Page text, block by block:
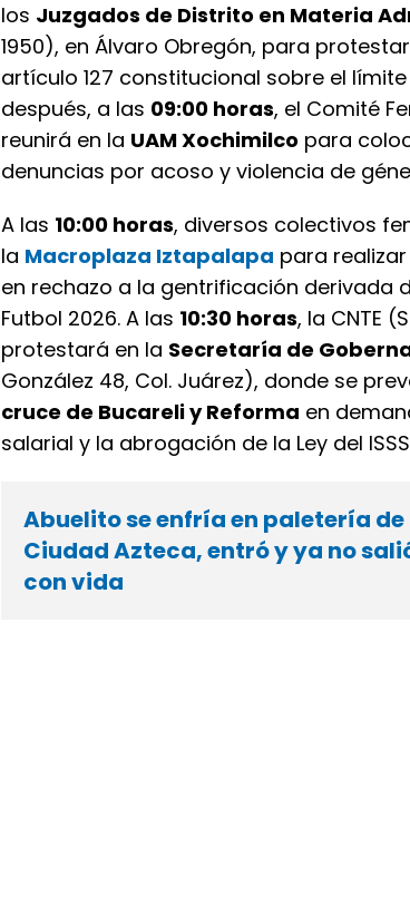
los Juzgados de Distrito en Materia
1950), en Álvaro Obregón, para
artículo 127 constitucional sobre el
después, a las 09:00 horas, el Comité
reunirá en la UAM Xochimilco para
denuncias por acoso y violencia de
A las 10:00 horas, diversos colectivos
la Macroplaza Iztapalapa para
en rechazo a la gentrificación derivada
Futbol 2026. A las 10:30 horas, la CNTE
protestará en la Secretaría de
González 48, Col. Juárez), donde se
cruce de Bucareli y Reforma en
salarial y la abrogación de la Ley del
Abuelito se enfría en paletería de
Ciudad Azteca, entró y ya no
con vida